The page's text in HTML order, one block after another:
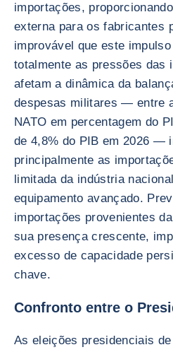
importações,
externa para os fabricantes
improvável que este
totalmente as pressões das
afetam a dinâmica da
despesas militares — entre
NATO em percentagem do
de 4,8% do PIB em 2026 —
principalmente as
limitada da indústria
equipamento avançado.
importações provenientes
sua presença crescente,
excesso de capacidade
chave.
Confronto entre o
As eleições presidenciais